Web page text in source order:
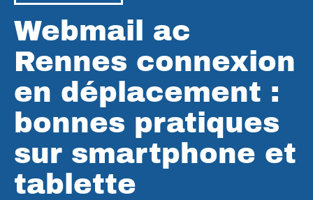
Webmail ac
Rennes connexion
en déplacement :
bonnes pratiques
sur smartphone et
tablette